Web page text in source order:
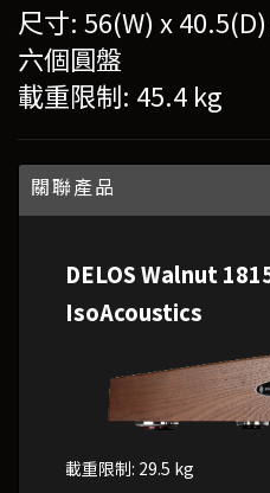
尺寸: 56(W) x
六個圓盤
載重限制: 45.4 kg
關聯產品
載重限制: 29.5 kg
DELOS Walnut
IsoAcoustics